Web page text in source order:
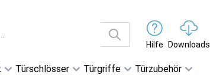
Hilfe
Downloads
Türschlösser Türgriffe Türzubehör